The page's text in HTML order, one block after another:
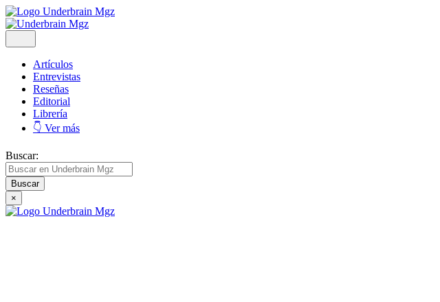
Artículos
Entrevistas
Reseñas
Editorial
Librería
👇 Ver más
Buscar:
×